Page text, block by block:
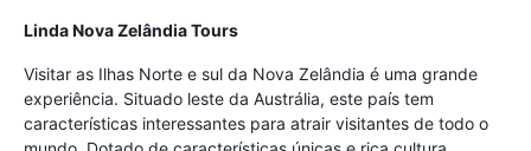
Linda Nova Zelândia Tours
Visitar as Ilhas Norte e sul da Nova Zelândia é uma grande
experiência. Situado leste da Austrália, este país tem
características interessantes para atrair visitantes de todo o